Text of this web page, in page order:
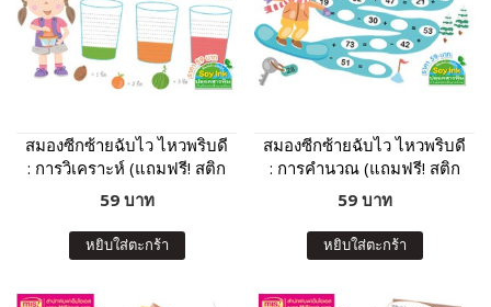
สมองซีกซ้ายฉับไว ไหวพริบดี
: การวิเคราะห์ (แถมฟรี! สติก
เกอร์)
59 บาท
หยิบใส่ตะกร้า
สมองซีกซ้ายฉับไว ไหวพริบดี
: การคำนวณ (แถมฟรี! สติก
เกอร์)
59 บาท
หยิบใส่ตะกร้า